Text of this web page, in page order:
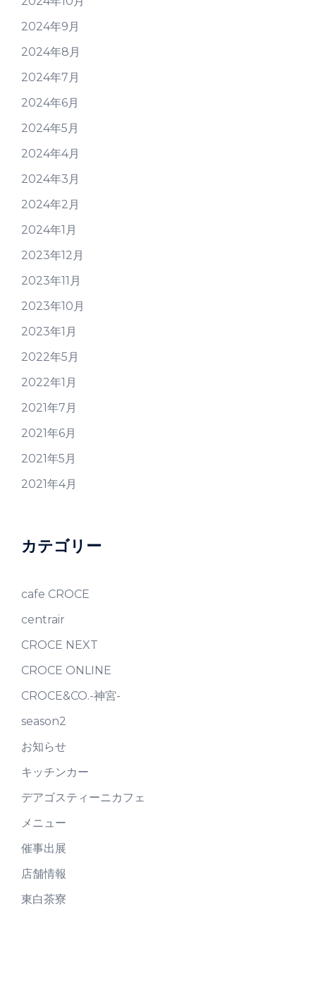
2024年9月
2024年8月
2024年7月
2024年6月
2024年5月
2024年4月
2024年3月
2024年2月
2024年1月
2023年12月
2023年11月
2023年10月
2023年1月
2022年5月
2022年1月
2021年7月
2021年6月
2021年5月
2021年4月
カテゴリー
cafe CROCE
centrair
CROCE NEXT
CROCE ONLINE
CROCE&CO.-神宮-
season2
お知らせ
キッチンカー
デアゴスティーニカフェ
メニュー
催事出展
店舗情報
東白茶寮